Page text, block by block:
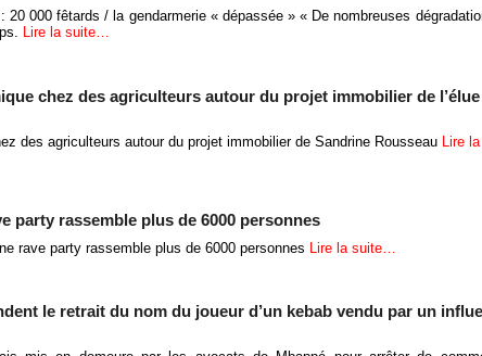
20 000 fêtards / la gendarmerie « dépassée » « De nombreuses
Lire la suite…
chez des agriculteurs autour du projet immobilier de l’élue
des agriculteurs autour du projet immobilier de Sandrine Rousseau Lire
party rassemble plus de 6000 personnes
rave party rassemble plus de 6000 personnes Lire la suite…
le retrait du nom du joueur d’un kebab vendu par un